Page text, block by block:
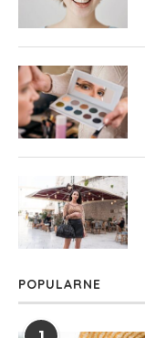
POPULARNE